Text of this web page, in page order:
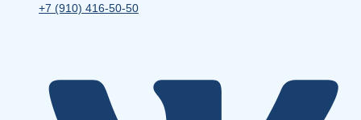
+7 (910) 416-50-50